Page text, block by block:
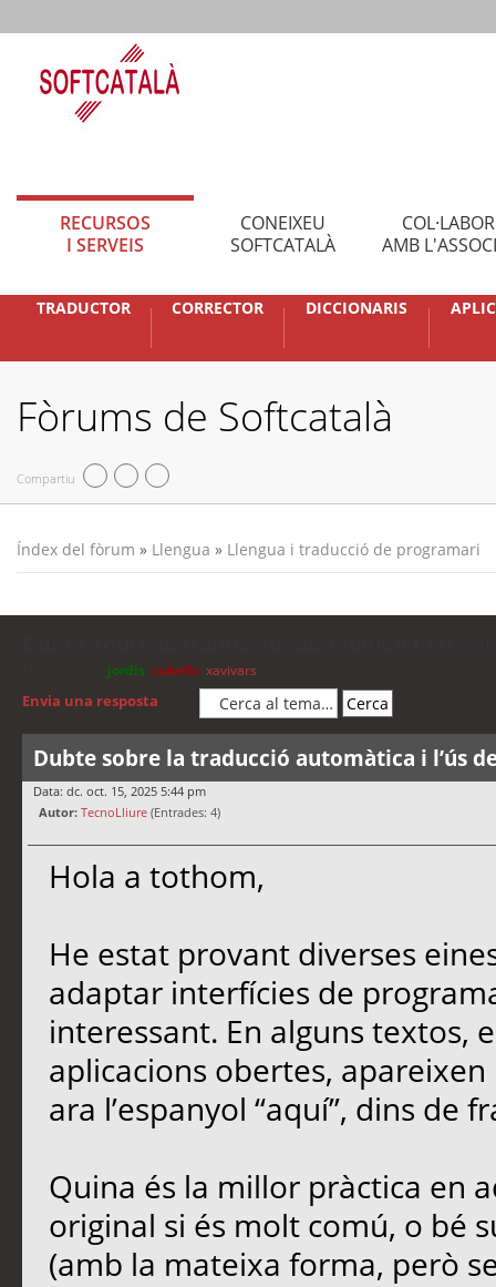
RECURSOS
I SERVEIS
CONEIXEU
SOFTCATALÀ
AMB
TRADUCTOR CORRECTOR DICCIONARIS
Fòrums de Softcatalà
Compartiu
Índex del fòrum » Llengua » Llengua i traducció de programari
jordis cubells xavivars
Envia una resposta
Dubte sobre la traducció automàtica i l’ús
Data: dc. oct. 15, 2025 5:44 pm
Autor: TecnoLliure (Entrades: 4)
Hola a tothom,
He estat provant diverses
adaptar interfícies de
interessant. En alguns textos,
aplicacions obertes,
ara l’espanyol “aquí”, dins de
Quina és la millor pràctica en
original si és molt comú, o bé
(amb la mateixa forma, però